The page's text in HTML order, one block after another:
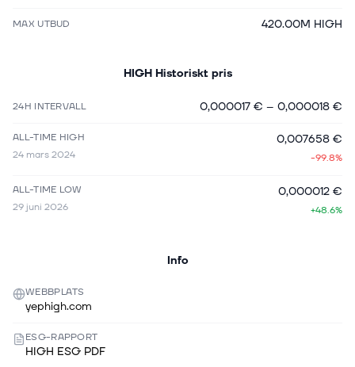
MAX UTBUD 420.00M HIGH
HIGH Historiskt pris
24H INTERVALL 0,000017 € – 0,000018 €
ALL-TIME HIGH
24 mars 2024
0,007658 €
-99.8%
ALL-TIME LOW
29 juni 2026
0,000012 €
+48.6%
Info
WEBBPLATS
yephigh.com
ESG-RAPPORT
HIGH ESG PDF